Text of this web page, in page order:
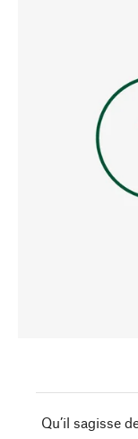
Qu’il sagisse